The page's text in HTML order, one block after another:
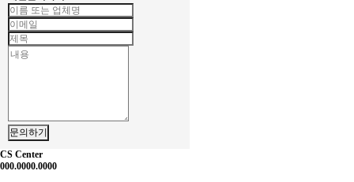
문의하기
CS Center
000.0000.0000